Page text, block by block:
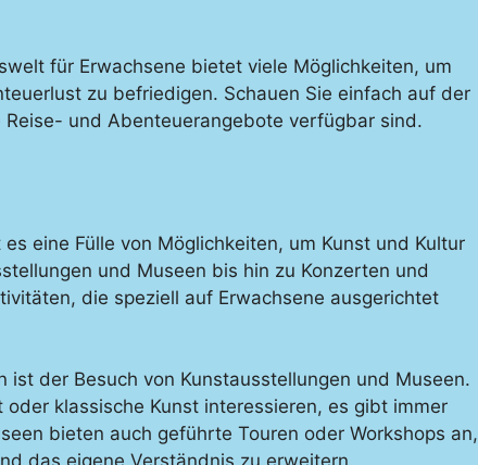
für Erwachsene bietet viele Möglichkeiten, um
zu befriedigen. Schauen Sie einfach auf der
und Abenteuerangebote verfügbar sind.
eine Fülle von Möglichkeiten, um Kunst und Kultur
und Museen bis hin zu Konzerten und
die speziell auf Erwachsene ausgerichtet
der Besuch von Kunstausstellungen und Museen.
klassische Kunst interessieren, es gibt immer
bieten auch geführte Touren oder Workshops an,